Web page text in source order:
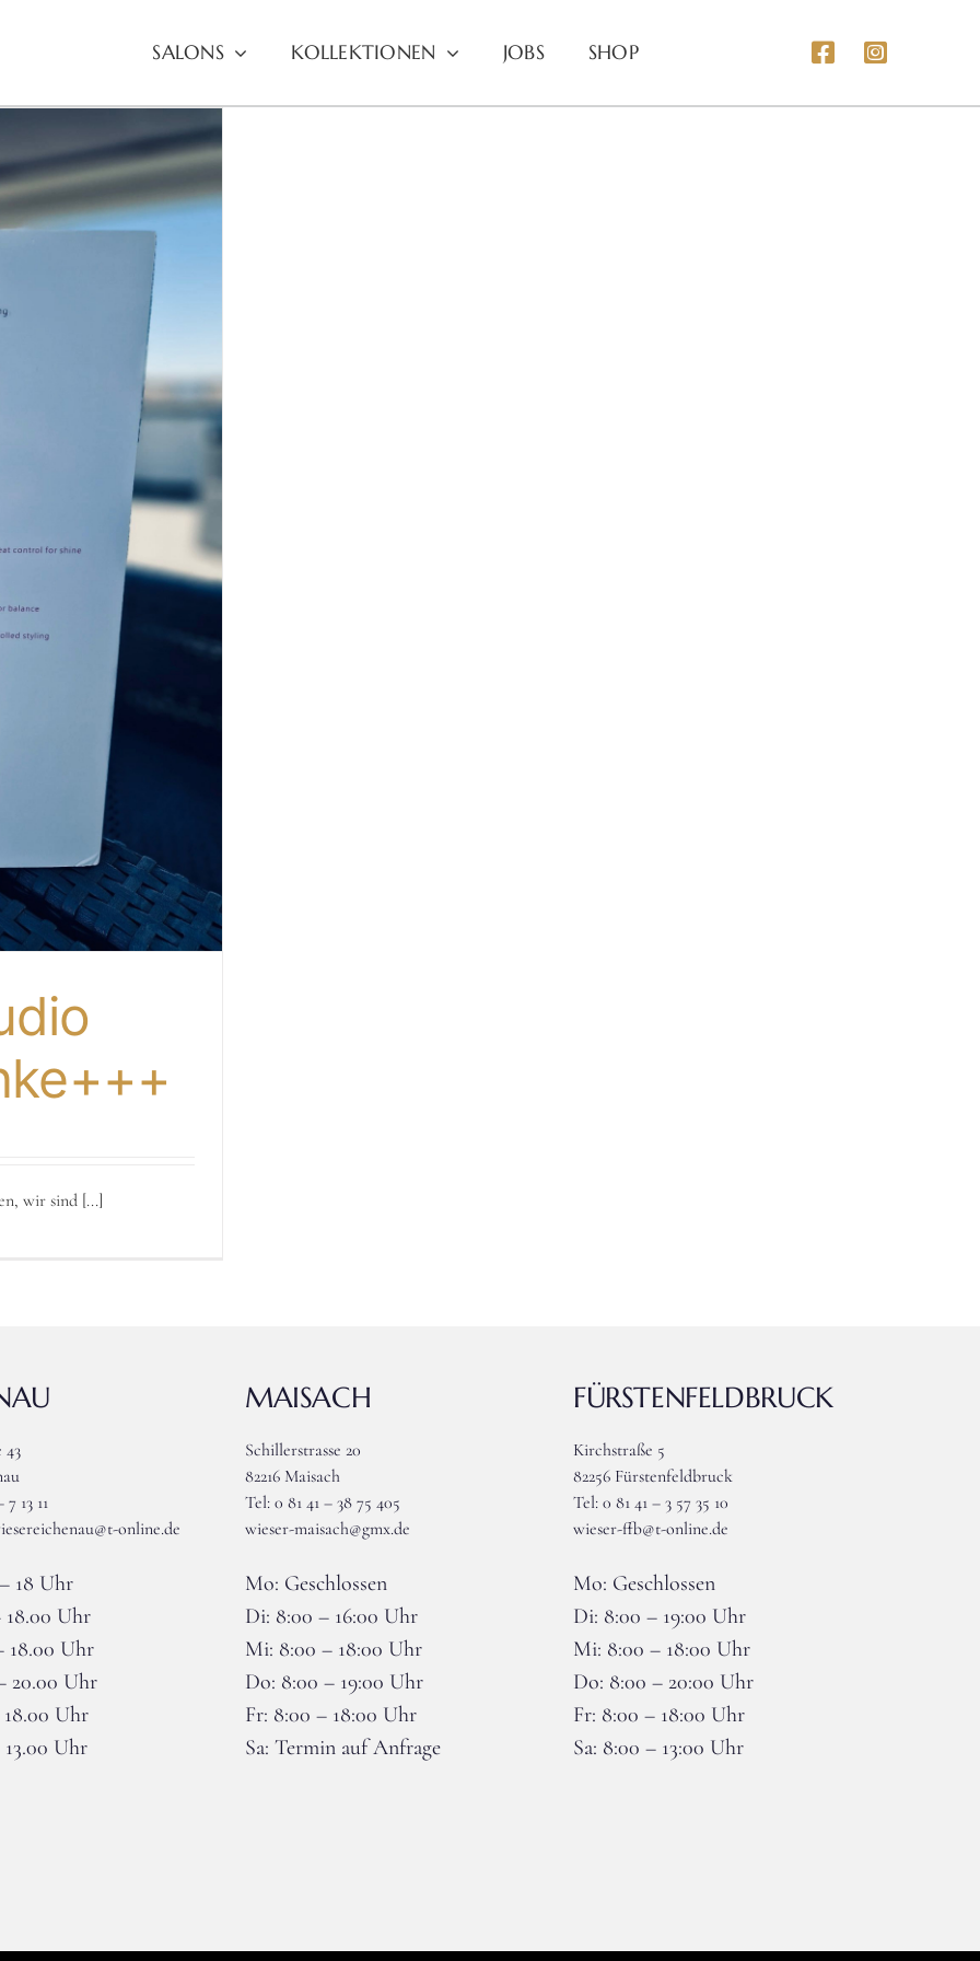
SALONS KOLLEKTIONEN JOBS SHOP
wir sind [...]
43
13 11
online.de
18 Uhr
Uhr
18.00 Uhr
20.00 Uhr
Uhr
13.00 Uhr
MAISACH
Schillerstrasse 20
82216 Maisach
Tel: 0 81 41 – 38 75 405
wieser-maisach@gmx.de
Mo: Geschlossen
Di: 8:00 – 16:00 Uhr
Mi: 8:00 – 18:00 Uhr
Do: 8:00 – 19:00 Uhr
Fr: 8:00 – 18:00 Uhr
Sa: Termin auf Anfrage
FÜRSTENFELDBRUCK
Kirchstraße 5
82256 Fürstenfeldbruck
Tel: 0 81 41 – 3 57 35 10
wieser-ffb@t-online.de
Mo: Geschlossen
Di: 8:00 – 19:00 Uhr
Mi: 8:00 – 18:00 Uhr
Do: 8:00 – 20:00 Uhr
Fr: 8:00 – 18:00 Uhr
Sa: 8:00 – 13:00 Uhr